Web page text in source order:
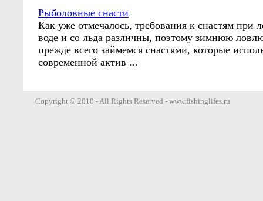
Рыболовные снасти
Как уже отмечалось, требования к снастям при
воде и со льда различны, поэтому зимнюю
прежде всего займемся снастями, которые
современной актив ...
Copyright © 2010 - All Rights Reserved - www.fishinglifes.ru